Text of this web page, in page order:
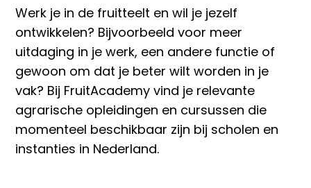
Werk je in de fruitteelt en wil je jezelf
ontwikkelen? Bijvoorbeeld voor meer
uitdaging in je werk, een andere functie of
gewoon om dat je beter wilt worden in je
vak? Bij FruitAcademy vind je relevante
agrarische opleidingen en cursussen die
momenteel beschikbaar zijn bij scholen en
instanties in Nederland.